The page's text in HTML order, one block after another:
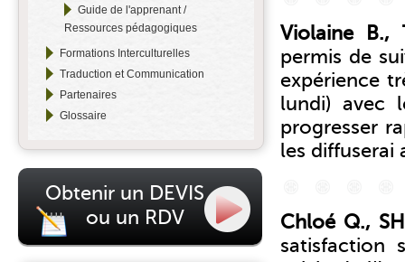
Guide de l'apprenant /
Ressources pédagogiques
Formations Interculturelles
Traduction et Communication
Partenaires
Glossaire
Obtenir un DEVIS
ou un RDV
Violaine B.,
permis de
expérience
lundi) avec
progresser
les diffuserai
Chloé Q.,
satisfaction